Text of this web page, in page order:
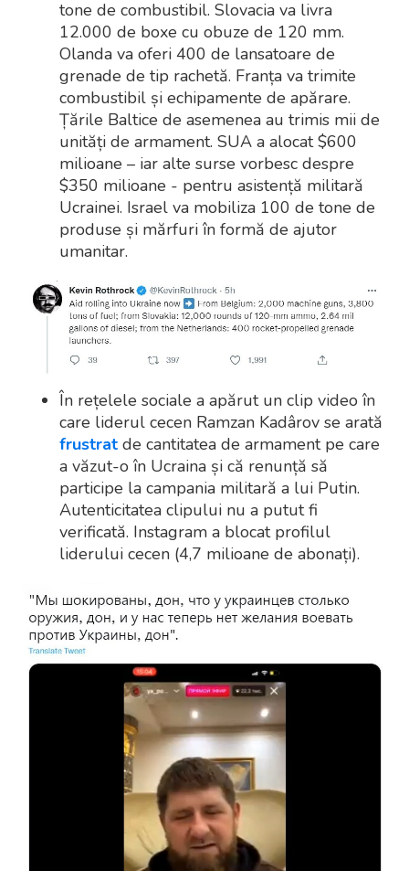
tone de combustibil. Slovacia va livra
12.000 de boxe cu obuze de 120 mm.
Olanda va oferi 400 de lansatoare de
grenade de tip rachetă. Franța va trimite
combustibil și echipamente de apărare.
Țările Baltice de asemenea au trimis mii de
unități de armament. SUA a alocat $600
milioane – iar alte surse vorbesc despre
$350 milioane - pentru asistență militară
Ucrainei. Israel va mobiliza 100 de tone de
produse și mărfuri în formă de ajutor
umanitar.
În rețelele sociale a apărut un clip video în
care liderul cecen Ramzan Kadârov se arată
frustrat de cantitatea de armament pe care
a văzut-o în Ucraina și că renunță să
participe la campania militară a lui Putin.
Autenticitatea clipului nu a putut fi
verificată. Instagram a blocat profilul
liderului cecen (4,7 milioane de abonați).